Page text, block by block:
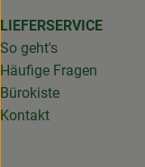
LIEFERSERVICE
So geht's
Häufige Fragen
Bürokiste
Kontakt